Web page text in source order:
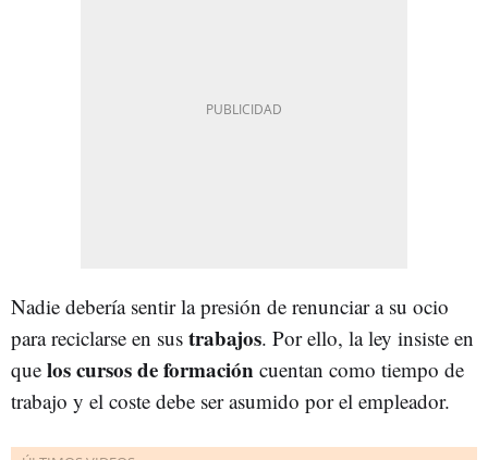
Nadie debería sentir la presión de renunciar a su ocio
para reciclarse en sus trabajos. Por ello, la ley insiste en
que los cursos de formación cuentan como tiempo de
trabajo y el coste debe ser asumido por el empleador.